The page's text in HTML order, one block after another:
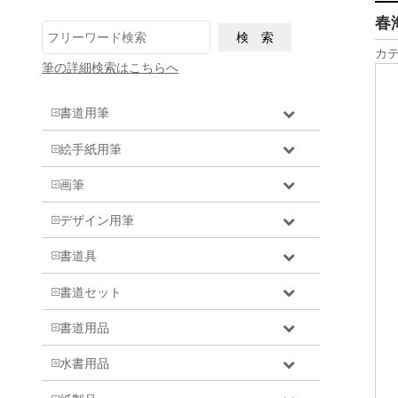
春
カ
筆の詳細検索はこちらへ
書道用筆
絵手紙用筆
画筆
デザイン用筆
書道具
書道セット
書道用品
水書用品